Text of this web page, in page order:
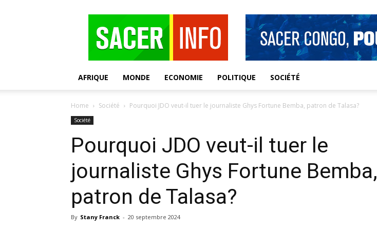
AFRIQUE MONDE ECONOMIE POLITIQUE SOCIÉTÉ
Home Société Pourquoi JDO veut-il tuer le journaliste Ghys Fortune Bemba, patron de Talasa?
Société
Pourquoi JDO veut-il tuer le
journaliste Ghys Fortune Bemba,
patron de Talasa?
By Stany Franck - 20 septembre 2024